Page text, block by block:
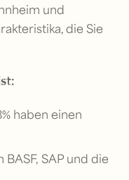
und
die Sie
haben einen
SAP und die